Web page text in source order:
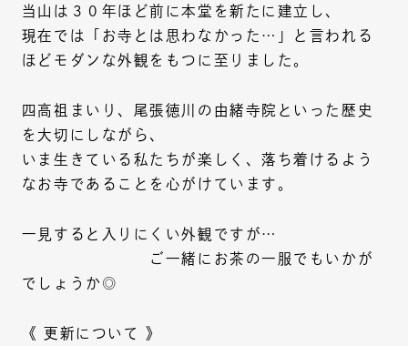
当山は３０年ほど前に本堂を新たに建立し、
現在では「お寺とは思わなかった…」と言われる
ほどモダンな外観をもつに至りました。
四高祖まいり、尾張徳川の由緒寺院といった歴史
を大切にしながら、
いま生きている私たちが楽しく、落ち着けるよう
なお寺であることを心がけています。
一見すると入りにくい外観ですが…
ご一緒にお茶の一服でもいかが
でしょうか◎
《 更新について 》